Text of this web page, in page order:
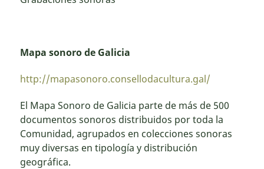
Mapa sonoro de Galicia
http://mapasonoro.consellodacultura.gal/
El Mapa Sonoro de Galicia parte de más de 500
documentos sonoros distribuidos por toda la
Comunidad, agrupados en colecciones sonoras
muy diversas en tipología y distribución
geográfica.